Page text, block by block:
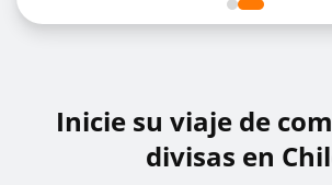
Inicie su viaje de
divisas en